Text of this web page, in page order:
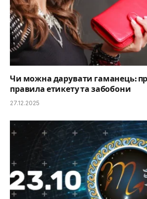
Чи можна дарувати гаманець:
правила етикету та забобони
27.12.2025